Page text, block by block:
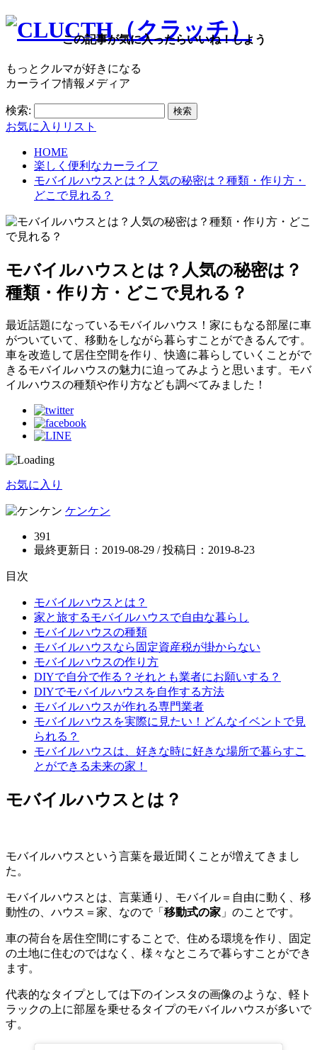
もっとクルマが好きになる
カーライフ情報メディア
検索:
お気に入りリスト
HOME
楽しく便利なカーライフ
モバイルハウスとは？人気の秘密は？種類・作り方・
どこで見れる？
モバイルハウスとは？人気の秘密は？
種類・作り方・どこで見れる？
最近話題になっているモバイルハウス！家にもなる部屋に車
がついていて、移動をしながら暮らすことができるんです。
車を改造して居住空間を作り、快適に暮らしていくことがで
きるモバイルハウスの魅力に迫ってみようと思います。モバ
イルハウスの種類や作り方なども調べてみました！
お気に入り
ケンケン
391
最終更新日：2019-08-29 / 投稿日： 2019-8-23
目次
モバイルハウスとは？
家と旅するモバイルハウスで自由な暮らし
モバイルハウスの種類
モバイルハウスなら固定資産税が掛からない
モバイルハウスの作り方
DIYで自分で作る？それとも業者にお願いする？
DIYでモバイルハウスを自作する方法
モバイルハウスが作れる専門業者
モバイルハウスを実際に見たい！どんなイベントで見
られる？
モバイルハウスは、好きな時に好きな場所で暮らすこ
とができる未来の家！
モバイルハウスとは？
モバイルハウスという言葉を最近聞くことが増えてきまし
た。
モバイルハウスとは、言葉通り、モバイル＝自由に動く、移
動性の、ハウス＝家、なので「 移動式の家 」のことです。
車の荷台を居住空間にすることで、住める環境を作り、固定
の土地に住むのではなく、様々なところで暮らすことができ
ます。
代表的なタイプとしては下のインスタの画像のような、軽ト
ラックの上に部屋を乗せるタイプのモバイルハウスが多いで
す。
この記事が気に入ったらいいね！しよう